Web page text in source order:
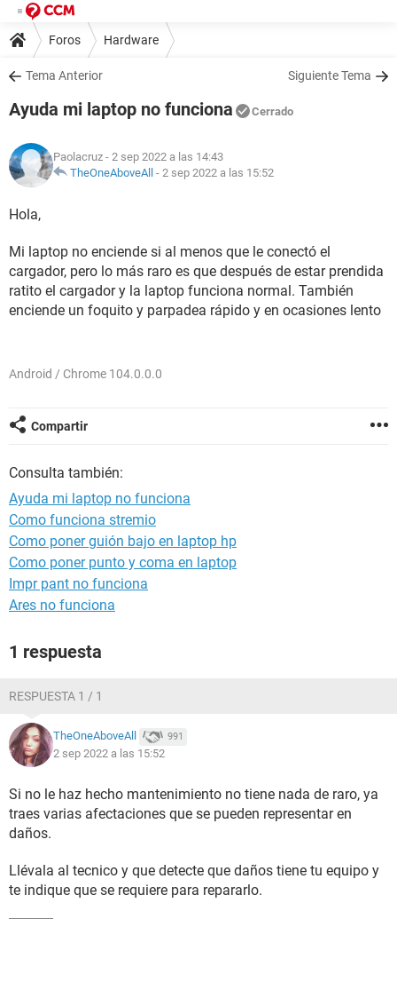
Foros Hardware
Tema Anterior Siguiente Tema
Ayuda mi laptop no funciona Cerrado
Paolacruz - 2 sep 2022 a las 14:43
TheOneAboveAll - 2 sep 2022 a las 15:52
Hola,
Mi laptop no enciende si al menos que le conectó el
cargador, pero lo más raro es que después de estar prendida
ratito el cargador y la laptop funciona normal. También
enciende un foquito y parpadea rápido y en ocasiones lento
Android / Chrome 104.0.0.0
Compartir
Consulta también:
Ayuda mi laptop no funciona
Como funciona stremio
Como poner guión bajo en laptop hp
Como poner punto y coma en laptop
Impr pant no funciona
Ares no funciona
1 respuesta
RESPUESTA 1 / 1
TheOneAboveAll 991
2 sep 2022 a las 15:52
Si no le haz hecho mantenimiento no tiene nada de raro, ya
traes varias afectaciones que se pueden representar en
daños.
Llévala al tecnico y que detecte que daños tiene tu equipo y
te indique que se requiere para repararlo.